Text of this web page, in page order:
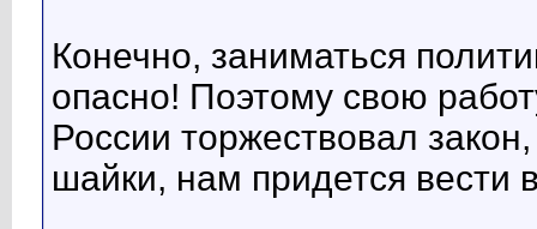
Конечно, заниматься
опасно! Поэтому свою
России торжествовал
шайки, нам придется вести